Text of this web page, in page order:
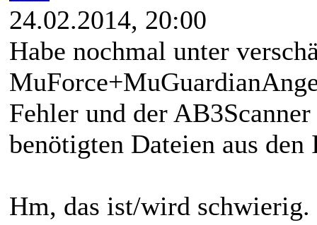
24.02.2014, 20:00
Habe nochmal unter
Fehler und der
benötigten Dateien aus den
Hm, das ist/wird schwierig.